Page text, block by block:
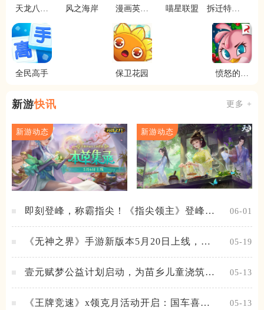
天龙八部
风之海岸
漫画英雄
喵星联盟
拆迁特工
全民高手 保卫花园
愤怒的小
新游快讯 更多 +
新游动态 新游动态
即刻登峰，称霸指尖！《指尖领主》登峰测
06-01
《无神之界》手游新版本5月20日上线，女
05-19
壹元赋梦公益计划启动，为苗乡儿童浇筑梦
05-13
《王牌竞速》x领克月活动开启：国车喜迎
05-13